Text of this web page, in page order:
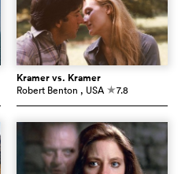
Kramer vs. Kramer
Robert Benton , USA c7.8